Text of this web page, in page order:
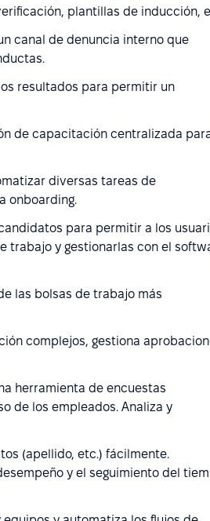
plantillas de inducción,
canal de denuncia interno que
resultados para permitir un
de capacitación centralizada
diversas tareas de
onboarding.
para permitir a los
trabajo y gestionarlas con el
las bolsas de trabajo más
complejos, gestiona
herramienta de encuestas
de los empleados. Analiza y
(apellido, etc.) fácilmente.
y el seguimiento del